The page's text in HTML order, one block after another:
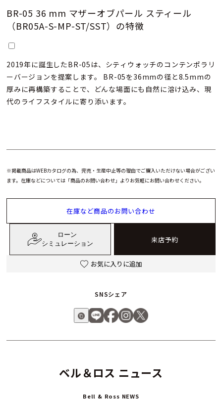
BR-05 36 mm マザーオブパール スティール
（BR05A-S-MP-ST/SST）の特徴
2019年に誕生したBR-05は、シティウォッチのコンテンポラリ
ーバージョンを提案します。 BR-05を36mmの径と8.5mmの
厚みに再構築することで、どんな場面にも自然に溶け込み、現
代のライフスタイルに寄り添います。
ベル＆ロス ニュース
Bell & Ross NEWS
※掲載商品はWEBカタログの為、完売・生産中止等の理由でご購入いただけない場合がござい
ます。在庫などについては「商品のお問い合わせ」よりお気軽にお問い合わせください。
在庫など商品のお問い合わせ
ローン
シミュレーション
来店予約
お気に入りに追加
SNSシェア